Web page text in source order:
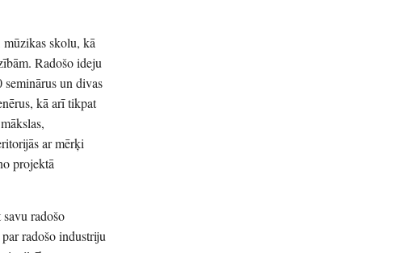
mūzikas skolu, kā
Radošo ideju
seminārus un divas
kā arī tikpat
ar mērķi
projektā
radošo
radošo industriju